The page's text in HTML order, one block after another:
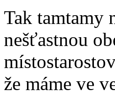
Tak tamtamy
nešťastnou
že máme ve